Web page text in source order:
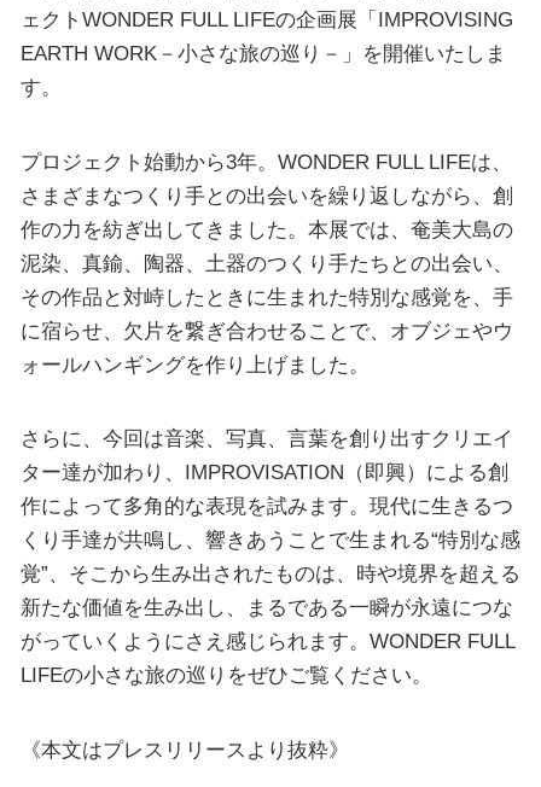
ェクトWONDER FULL LIFEの企画展「IMPROVISING
EARTH WORK－小さな旅の巡り－」を開催いたしま
す。
プロジェクト始動から3年。WONDER FULL LIFEは、
さまざまなつくり手との出会いを繰り返しながら、創
作の力を紡ぎ出してきました。本展では、奄美大島の
泥染、真鍮、陶器、土器のつくり手たちとの出会い、
その作品と対峙したときに生まれた特別な感覚を、手
に宿らせ、欠片を繋ぎ合わせることで、オブジェやウ
ォールハンギングを作り上げました。
さらに、今回は音楽、写真、言葉を創り出すクリエイ
ター達が加わり、IMPROVISATION（即興）による創
作によって多角的な表現を試みます。現代に生きるつ
くり手達が共鳴し、響きあうことで生まれる“特別な感
覚”、そこから生み出されたものは、時や境界を超える
新たな価値を生み出し、まるである一瞬が永遠につな
がっていくようにさえ感じられます。WONDER FULL
LIFEの小さな旅の巡りをぜひご覧ください。
《本文はプレスリリースより抜粋》